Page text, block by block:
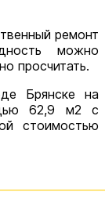
ремонт
можно
просчитать.
Брянске на
62,9 м2 с
стоимостью